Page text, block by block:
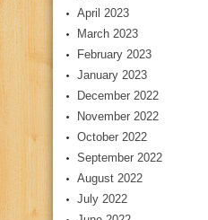
April 2023
March 2023
February 2023
January 2023
December 2022
November 2022
October 2022
September 2022
August 2022
July 2022